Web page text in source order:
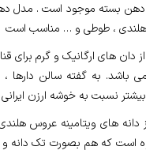
بسته موجود است . مدل
، طوطی و … مناسب است
دان های ارگانیک و گرم برای
باشد. به گفته سالن دارها
نسبت به خوشه ارزن ایرانی
دانه های ویتامینه عروس
است که هم بصورت تک دانه